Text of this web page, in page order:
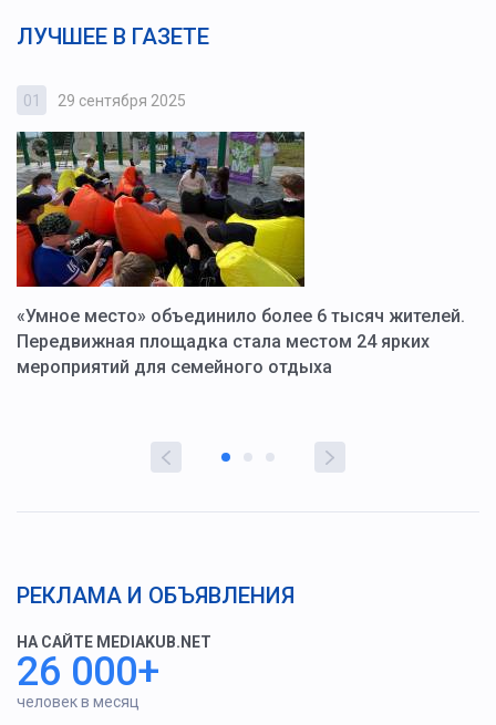
ЛУЧШЕЕ В ГАЗЕТЕ
01 29 сентября 2025
«Умное место» объединило более 6 тысяч жителей.
Передвижная площадка стала местом 24 ярких
мероприятий для семейного отдыха
РЕКЛАМА И ОБЪЯВЛЕНИЯ
НА САЙТЕ MEDIAKUB.NET
26 000+
человек в месяц